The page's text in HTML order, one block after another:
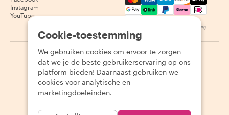
Instagram
YouTube
Beschikbaarheid varieert per bestemming
2026 Withlocals.com Privacybeleid Cookies
Cookie-toestemming
We gebruiken cookies om ervoor te zorgen
dat we je de beste gebruikerservaring op ons
platform bieden! Daarnaast gebruiken we
cookies voor analytische en
marketingdoeleinden.